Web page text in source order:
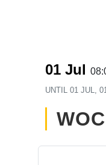
01 Jul
UNTIL 01 JUL,